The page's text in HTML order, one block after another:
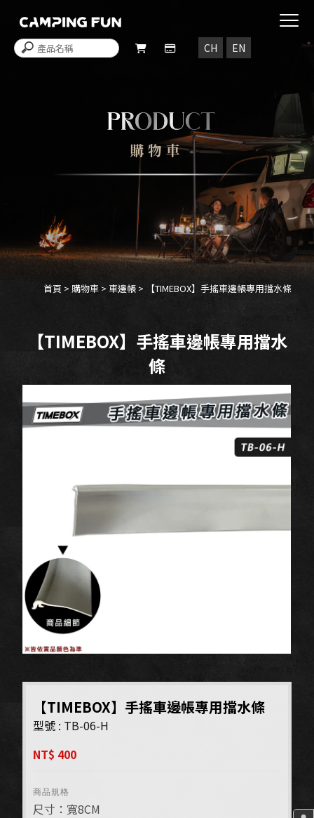
購物車
首頁 > 購物車> 車邊帳> 【TIMEBOX】手搖車邊帳專用擋水條
【TIMEBOX】手搖車邊帳專用擋水
條
【TIMEBOX】手搖車邊帳專用擋水條
型號 : TB-06-H
NT$ 400
商品規格
尺寸：寬8CM